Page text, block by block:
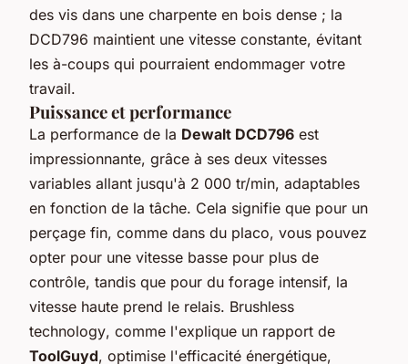
des vis dans une charpente en bois dense ; la
DCD796 maintient une vitesse constante, évitant
les à-coups qui pourraient endommager votre
travail.
Puissance et performance
La performance de la Dewalt DCD796 est
impressionnante, grâce à ses deux vitesses
variables allant jusqu'à 2 000 tr/min, adaptables
en fonction de la tâche. Cela signifie que pour un
perçage fin, comme dans du placo, vous pouvez
opter pour une vitesse basse pour plus de
contrôle, tandis que pour du forage intensif, la
vitesse haute prend le relais. Brushless
technology, comme l'explique un rapport de
ToolGuyd, optimise l'efficacité énergétique,